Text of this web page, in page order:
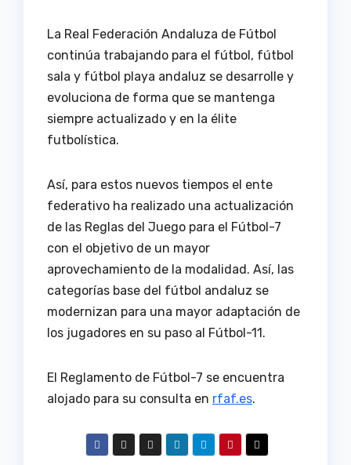
La Real Federación Andaluza de Fútbol
continúa trabajando para el fútbol, fútbol
sala y fútbol playa andaluz se desarrolle y
evoluciona de forma que se mantenga
siempre actualizado y en la élite
futbolística.
Así, para estos nuevos tiempos el ente
federativo ha realizado una actualización
de las Reglas del Juego para el Fútbol-7
con el objetivo de un mayor
aprovechamiento de la modalidad. Así, las
categorías base del fútbol andaluz se
modernizan para una mayor adaptación de
los jugadores en su paso al Fútbol-11.
El Reglamento de Fútbol-7 se encuentra
alojado para su consulta en rfaf.es.